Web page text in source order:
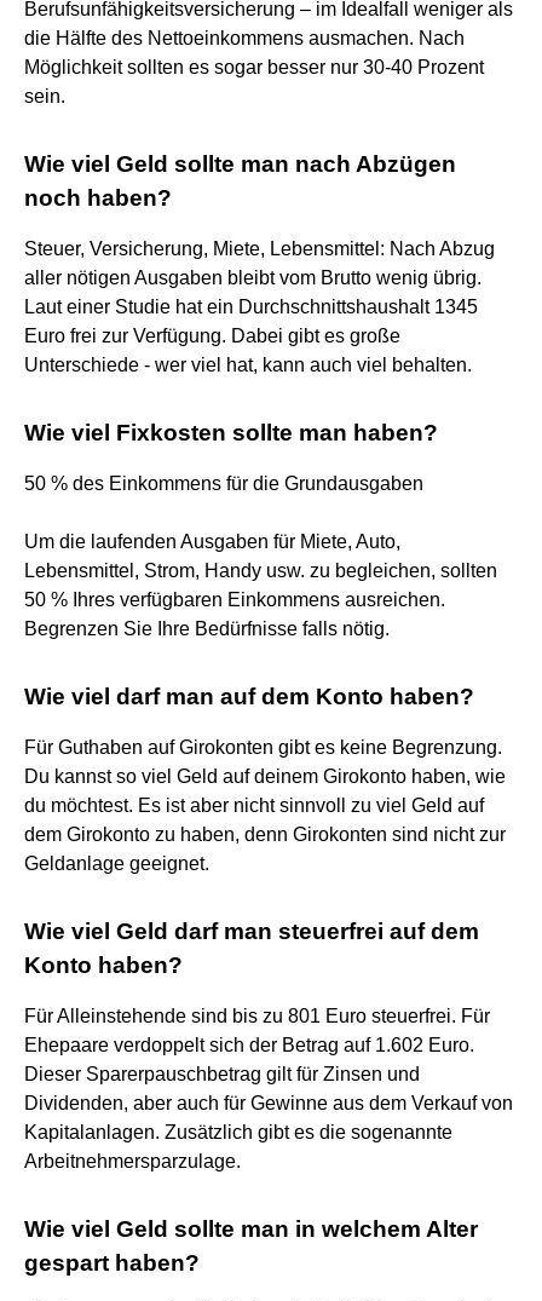
Berufsunfähigkeitsversicherung – im Idealfall weniger als
die Hälfte des Nettoeinkommens ausmachen. Nach
Möglichkeit sollten es sogar besser nur 30-40 Prozent
sein.
Wie viel Geld sollte man nach Abzügen
noch haben?
Steuer, Versicherung, Miete, Lebensmittel: Nach Abzug
aller nötigen Ausgaben bleibt vom Brutto wenig übrig.
Laut einer Studie hat ein Durchschnittshaushalt 1345
Euro frei zur Verfügung. Dabei gibt es große
Unterschiede - wer viel hat, kann auch viel behalten.
Wie viel Fixkosten sollte man haben?
50 % des Einkommens für die Grundausgaben
Um die laufenden Ausgaben für Miete, Auto,
Lebensmittel, Strom, Handy usw. zu begleichen, sollten
50 % Ihres verfügbaren Einkommens ausreichen.
Begrenzen Sie Ihre Bedürfnisse falls nötig.
Wie viel darf man auf dem Konto haben?
Für Guthaben auf Girokonten gibt es keine Begrenzung.
Du kannst so viel Geld auf deinem Girokonto haben, wie
du möchtest. Es ist aber nicht sinnvoll zu viel Geld auf
dem Girokonto zu haben, denn Girokonten sind nicht zur
Geldanlage geeignet.
Wie viel Geld darf man steuerfrei auf dem
Konto haben?
Für Alleinstehende sind bis zu 801 Euro steuerfrei. Für
Ehepaare verdoppelt sich der Betrag auf 1.602 Euro.
Dieser Sparerpauschbetrag gilt für Zinsen und
Dividenden, aber auch für Gewinne aus dem Verkauf von
Kapitalanlagen. Zusätzlich gibt es die sogenannte
Arbeitnehmersparzulage.
Wie viel Geld sollte man in welchem Alter
gespart haben?